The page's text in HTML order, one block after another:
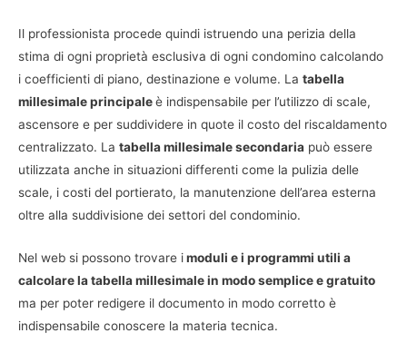
Il professionista procede quindi istruendo una perizia della
stima di ogni proprietà esclusiva di ogni condomino calcolando
i coefficienti di piano, destinazione e volume. La tabella
millesimale principaleè indispensabile per l’utilizzo di scale,
ascensore e per suddividere in quote il costo del riscaldamento
centralizzato. La tabella millesimale secondaria può essere
utilizzata anche in situazioni differenti come la pulizia delle
scale, i costi del portierato, la manutenzione dell’area esterna
oltre alla suddivisione dei settori del condominio.
Nel web si possono trovare imoduli e i programmi utili a
calcolare la tabella millesimale in modo semplice e gratuito
ma per poter redigere il documento in modo corretto è
indispensabile conoscere la materia tecnica.